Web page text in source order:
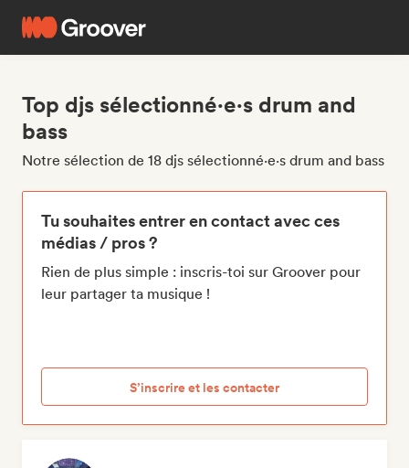
Top djs sélectionné·e·s drum and
bass
Notre sélection de 18 djs sélectionné·e·s drum and bass
Tu souhaites entrer en contact avec ces
médias / pros ?
Rien de plus simple : inscris-toi sur Groover pour
leur partager ta musique !
S’inscrire et les contacter